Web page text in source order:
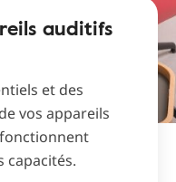
auditifs
et des
vos appareils
capacités.